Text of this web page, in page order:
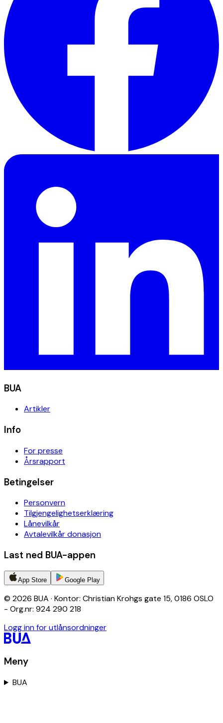
BUA
Artikler
Info
For presse
Årsrapport
Betingelser
Personvern
Tilgjengelighetserklæring
Lånevilkår
Avtalevilkår donasjon
Last ned BUA-appen
App Store Google Play
© 2026 BUA · Kontor: Christian Krohgs gate 15, 0186 OSLO
- Org.nr: 924 290 218
Logg inn for utlånsordninger
Meny
BUA